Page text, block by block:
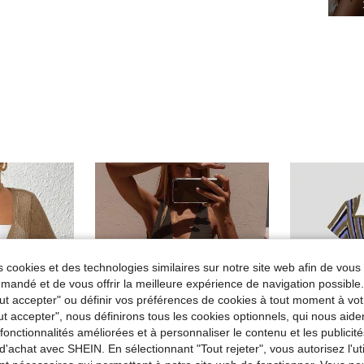
cookies et des technologies similaires sur notre site web afin de
et de vous offrir la meilleure expérience de navigation
accepter" ou définir vos préférences de cookies à tout moment à
accepter", nous définirons tous les cookies optionnels, qui nous
améliorées et à personnaliser le contenu et les
avec SHEIN. En sélectionnant "Tout rejeter", vous autorisez